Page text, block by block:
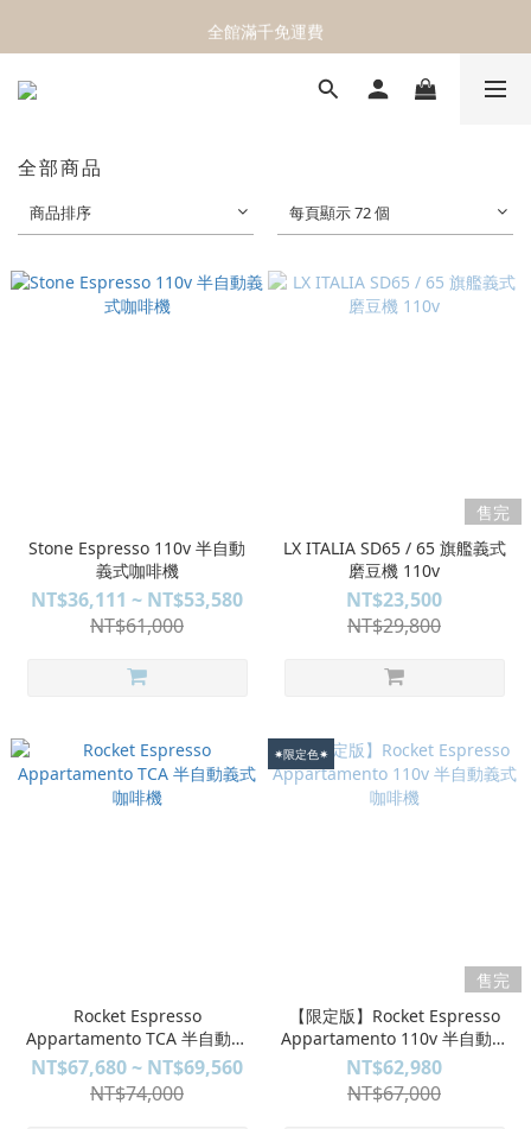
官網搬家中！立即前往新官網＼領取購物金／
全館滿千免運費
官網搬家中！立即前往新官網＼領取購物金／
全部商品
商品排序 每頁顯示 72 個
Stone Espresso 110v 半自動
義式咖啡機
NT$36,111 ~ NT$53,580
NT$61,000
售完
LX ITALIA SD65 / 65 旗艦義式
磨豆機 110v
NT$23,500
NT$29,800
Rocket Espresso
Appartamento TCA 半自動義
式咖啡機
NT$67,680 ~ NT$69,560
NT$74,000
✷限定色✷
售完
【限定版】Rocket Espresso
Appartamento 110v 半自動義
式咖啡機
NT$62,980
NT$67,000